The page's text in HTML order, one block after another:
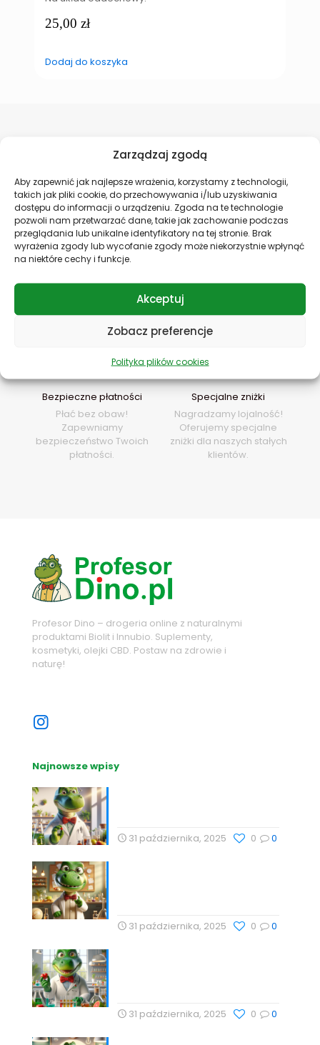
Zarządzaj zgodą
Aby zapewnić jak najlepsze wrażenia, korzystamy z technologii,
takich jak pliki cookie, do przechowywania i/lub uzyskiwania
dostępu do informacji o urządzeniu. Zgoda na te technologie
pozwoli nam przetwarzać dane, takie jak zachowanie podczas
przeglądania lub unikalne identyfikatory na tej stronie. Brak
wyrażenia zgody lub wycofanie zgody może niekorzystnie wpłynąć
na niektóre cechy i funkcje.
Akceptuj
Zobacz preferencje
Polityka plików cookies
25,00 zł
Dodaj do koszyka
Codzienne promocje
Złap okazję! Codzienne
promocje do -70%!
Szybka dostawa
Potrzebujesz szybko?
Bezpieczne płatności
Płać bez obaw!
Zapewniamy
bezpieczeństwo Twoich
płatności.
Specjalne zniżki
Nagradzamy lojalność!
Oferujemy specjalne
zniżki dla naszych stałych
klientów.
Profesor Dino – drogeria online z naturalnymi
produktami Biolit i Innubio. Suplementy,
kosmetyki, olejki CBD. Postaw na zdrowie i
naturę!
Najnowsze wpisy
31 października, 2025 0
0
31 października, 2025 0
0
31 października, 2025 0
0